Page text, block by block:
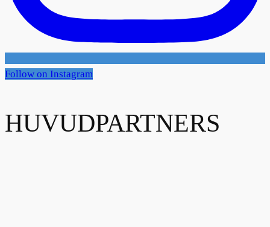
Follow on Instagram
HUVUDPARTNERS